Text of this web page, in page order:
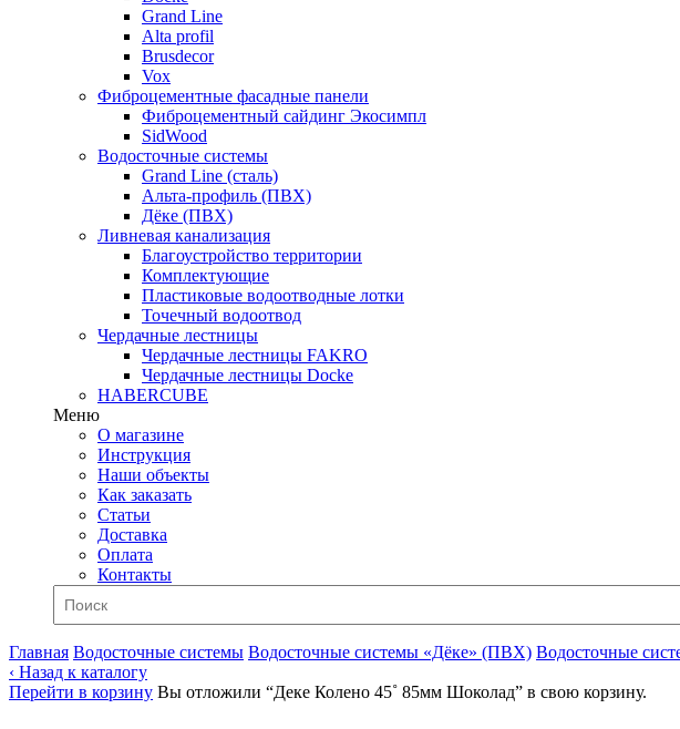
Grand Line
Alta profil
Brusdecor
Vox
Фиброцементные фасадные панели
Фиброцементный сайдинг Экосимпл
SidWood
Водосточные системы
Grand Line (сталь)
Альта-профиль (ПВХ)
Дёке (ПВХ)
Ливневая канализация
Благоустройство территории
Комплектующие
Пластиковые водоотводные лотки
Точечный водоотвод
Чердачные лестницы
Чердачные лестницы FAKRO
Чердачные лестницы Docke
HABERCUBE
Меню
О магазине
Инструкция
Наши объекты
Как заказать
Статьи
Доставка
Оплата
Контакты
Главная Водосточные системы Водосточные системы «Дёке» (ПВХ) Водосточные
‹ Назад к каталогу
Перейти в корзину Вы отложили “Деке Колено 45˚ 85мм Шоколад” в свою корзину.